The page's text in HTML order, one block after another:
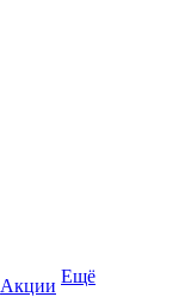
Акции Ещё